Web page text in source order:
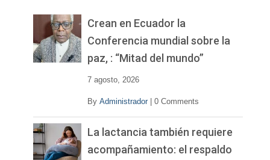
Crean en Ecuador la
Conferencia mundial sobre la
paz, : “Mitad del mundo”
7 agosto, 2026
By Administrador 0 Comments
La lactancia también requiere
acompañamiento: el respaldo